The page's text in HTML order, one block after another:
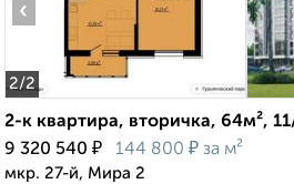
2/2
‹
2-к квартира, вторичка, 64м²,
9 320 540 ₽ 144 800 ₽ за м²
мкр. 27-й, Мира 2